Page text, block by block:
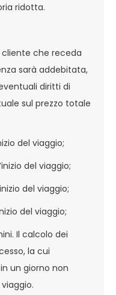
ridotta.
cliente che receda
sarà addebitata,
diritti di
sul prezzo totale
del viaggio;
del viaggio;
del viaggio;
del viaggio;
Il calcolo dei
la cui
un giorno non